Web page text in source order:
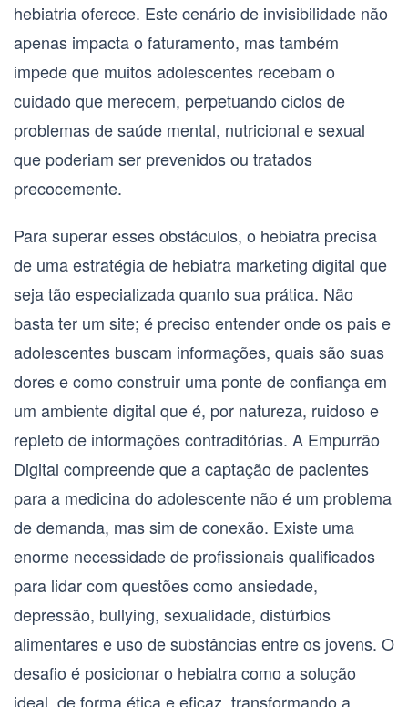
hebiatria oferece. Este cenário de invisibilidade não
apenas impacta o faturamento, mas também
impede que muitos adolescentes recebam o
cuidado que merecem, perpetuando ciclos de
problemas de saúde mental, nutricional e sexual
que poderiam ser prevenidos ou tratados
precocemente.
Para superar esses obstáculos, o hebiatra precisa
de uma estratégia de hebiatra marketing digital que
seja tão especializada quanto sua prática. Não
basta ter um site; é preciso entender onde os pais e
adolescentes buscam informações, quais são suas
dores e como construir uma ponte de confiança em
um ambiente digital que é, por natureza, ruidoso e
repleto de informações contraditórias. A Empurrão
Digital compreende que a captação de pacientes
para a medicina do adolescente não é um problema
de demanda, mas sim de conexão. Existe uma
enorme necessidade de profissionais qualificados
para lidar com questões como ansiedade,
depressão, bullying, sexualidade, distúrbios
alimentares e uso de substâncias entre os jovens. O
desafio é posicionar o hebiatra como a solução
ideal, de forma ética e eficaz, transformando a